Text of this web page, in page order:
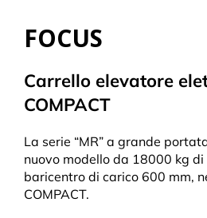
FOCUS
Carrello elevatore
COMPACT
La serie “MR” a grande
nuovo modello da 18000 kg
baricentro di carico 600 mm,
COMPACT.